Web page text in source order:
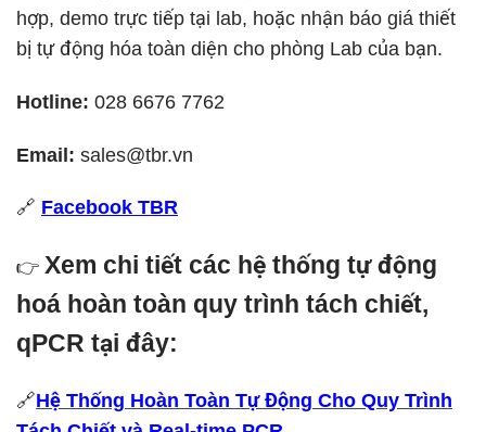
hợp, demo trực tiếp tại lab, hoặc nhận báo giá thiết
bị tự động hóa toàn diện cho phòng Lab của bạn.
Hotline: 028 6676 7762
Email: sales@tbr.vn
🔗 Facebook TBR
👉 Xem chi tiết các hệ thống tự động
hoá hoàn toàn quy trình tách chiết,
qPCR tại đây:
🔗Hệ Thống Hoàn Toàn Tự Động Cho Quy Trình